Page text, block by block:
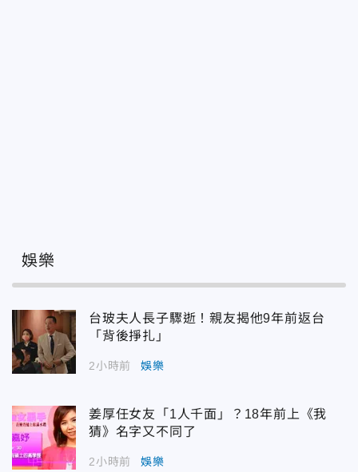
娛樂
台玻夫人長子驟逝！親友揭他9年前返台
「背後掙扎」
2小時前 娛樂
姜厚任女友「1人千面」？18年前上《我
猜》名字又不同了
2小時前 娛樂